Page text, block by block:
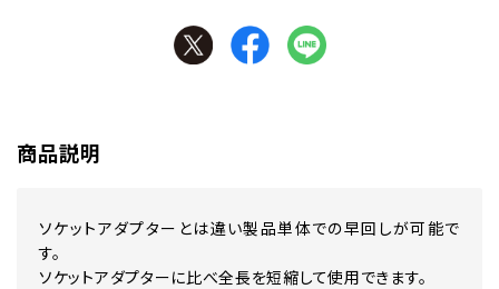
商品説明
ソケットアダプターとは違い製品単体での早回しが可能で
す。
ソケットアダプターに比べ全長を短縮して使用できます。